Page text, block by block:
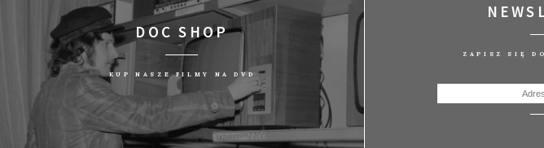
DOC SHOP
KUP NASZE FILMY NA DVD
ZAPISZ SIĘ